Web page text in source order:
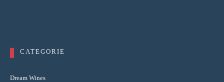
CATEGORIE
Dream Wines